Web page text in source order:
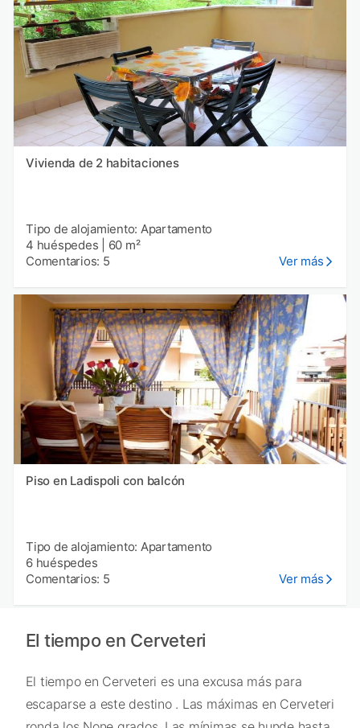
Vivienda de 2 habitaciones
Tipo de alojamiento: Apartamento
4 huéspedes
60 m²
Comentarios: 5
Ver más
Piso en Ladispoli con balcón
Tipo de alojamiento: Apartamento
6 huéspedes
Comentarios: 5
Ver más
El tiempo en Cerveteri
El tiempo en Cerveteri es una excusa más para
escaparse a este destino . Las máximas en Cerveteri